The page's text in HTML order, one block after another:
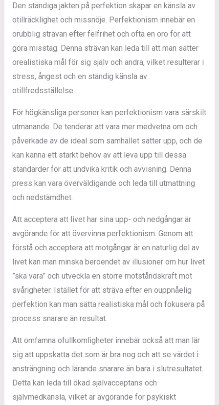
Den ständiga jakten på perfektion skapar en känsla av
otillräcklighet och missnöje. Perfektionism innebär en
orubblig strävan efter felfrihet och ofta en oro för att
göra misstag. Denna strävan kan leda till att man sätter
orealistiska mål för sig själv och andra, vilket resulterar i
stress, ångest och en ständig känsla av
otillfredsställelse.
För högkänsliga personer kan perfektionism vara särskilt
utmanande. De tenderar att vara mer medvetna om och
påverkade av de ideal som samhället sätter upp, och de
kan känna ett starkt behov av att leva upp till dessa
standarder för att undvika kritik och avvisning. Denna
press kan vara överväldigande och leda till utmattning
och nedstämdhet.
Att acceptera att livet har sina upp- och nedgångar är
avgörande för att övervinna perfektionism. Genom att
förstå och acceptera att motgångar är en naturlig del av
livet kan man minska beroendet av illusioner om hur livet
”ska vara” och utveckla en större motståndskraft mot
svårigheter. Istället för att sträva efter en ouppnåelig
perfektion kan man sätta realistiska mål och fokusera på
process snarare än resultat.
Att omfamna ofullkomligheter innebär också att man lär
sig att uppskatta det som är bra nog och att se värdet i
ansträngning och lärande snarare än bara i slutresultatet.
Detta kan leda till ökad självacceptans och
självmedkänsla, vilket är avgörande för psykiskt